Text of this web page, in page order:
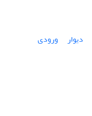
دیوار
ورودی